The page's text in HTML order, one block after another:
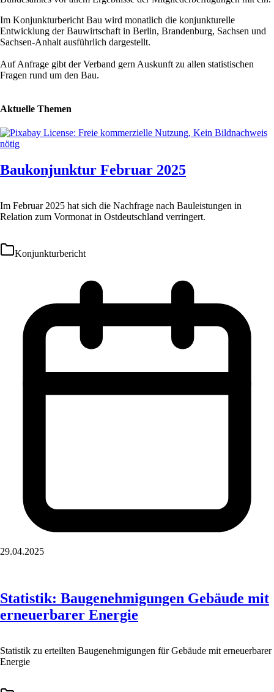
Im Konjunkturbericht Bau wird monatlich die konjunkturelle
Entwicklung der Bauwirtschaft in Berlin, Brandenburg, Sachsen und
Sachsen-Anhalt ausführlich dargestellt.
Auf Anfrage gibt der Verband gern Auskunft zu allen statistischen
Fragen rund um den Bau.
Aktuelle Themen
Baukonjunktur Februar 2025
Im Februar 2025 hat sich die Nachfrage nach Bauleistungen in
Relation zum Vormonat in Ostdeutschland verringert.
Konjunkturbericht
29.04.2025
Statistik: Baugenehmigungen Gebäude mit
erneuerbarer Energie
Statistik zu erteilten Baugenehmigungen für Gebäude mit erneuerbarer
Energie